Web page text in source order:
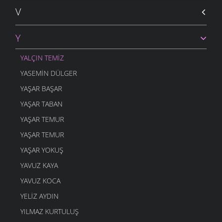
O ZAMAN YAZDIM
5 MART 2006
YANLIŞ VAR
5 MART 2006
4 MART 2006
DOST BİLDİKLERİM
4 MART 2006
ŞAVŞETLİNIN GELENEGİ
DUDAK
4 MART 2006
GEL ÖĞRETMENE
4 MART 2006
YANDIM
V
Y
YALÇIN TEMIZ
YASEMIN DÜLGER
YAŞAR BAŞAR
YAŞAR TABAN
YAŞAR TEMUR
YAŞAR TEMUR
YAŞAR YOKUŞ
YAVUZ KAYA
YAVUZ KOCA
YELIZ AYDIN
YILMAZ KURTULUŞ